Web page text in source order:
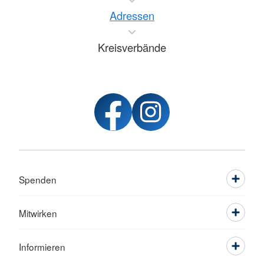
Adressen
Kreisverbände
Spenden
Mitwirken
Informieren